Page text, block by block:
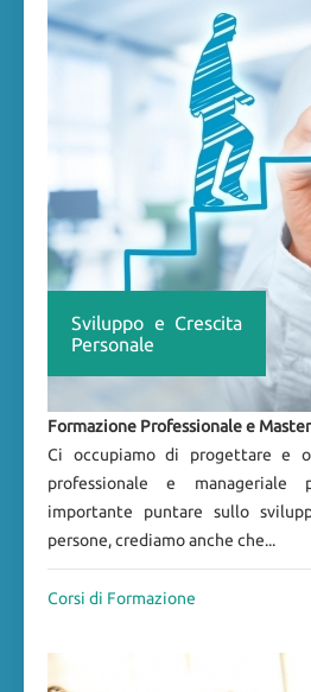
Sviluppo e Crescita
Personale
Formazione Professionale e Master
Ci occupiamo di progettare e
professionale e manageriale
importante puntare sullo
persone, crediamo anche che...
Corsi di Formazione